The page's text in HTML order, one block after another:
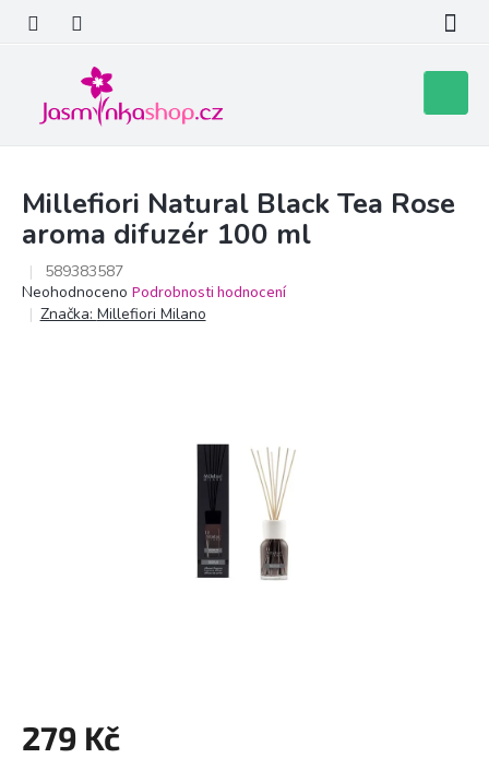
obsah
košík
Millefiori Natural Black Tea Rose
aroma difuzér 100 ml
589383587
Průměrné
hodnocení
Neohodnoceno Podrobnosti hodnocení
Značka: Millefiori Milano
279 Kč